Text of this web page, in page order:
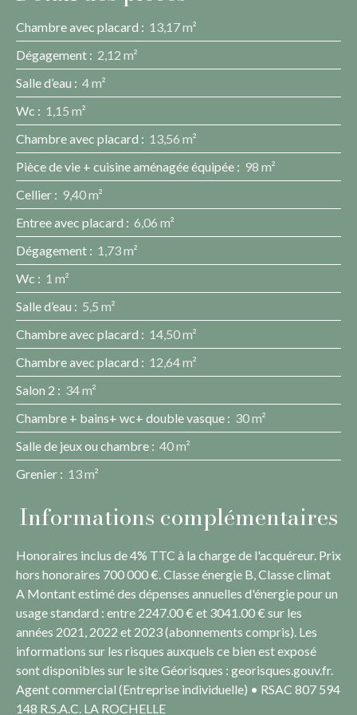
Chambre avec placard : 13,17 m²
Dégagement : 2,12 m²
Salle d’eau : 4 m²
Wc : 1,15 m²
Chambre avec placard : 13,56 m²
Pièce de vie + cuisine aménagée équipée : 98 m²
Cellier : 9,40 m²
Entree avec placard : 6,06 m²
Dégagement : 1,73 m²
Wc : 1 m²
Salle d’eau : 5,5 m²
Chambre avec placard : 14,50 m²
Chambre avec placard : 12,64 m²
Salon 2 : 34 m²
Chambre + bains+ wc+ double vasque : 30 m²
Salle de jeux ou chambre : 40 m²
Grenier : 13 m²
Informations complémentaires
Honoraires inclus de 4% TTC à la charge de l'acquéreur. Prix
hors honoraires 700 000 €. Classe énergie B, Classe climat
A Montant estimé des dépenses annuelles d'énergie pour un
usage standard : entre 2247.00 € et 3041.00 € sur les
années 2021, 2022 et 2023 (abonnements compris). Les
informations sur les risques auxquels ce bien est exposé
sont disponibles sur le site Géorisques : georisques.gouv.fr.
Agent commercial (Entreprise individuelle) • RSAC 807 594
148 R.S.A.C. LA ROCHELLE